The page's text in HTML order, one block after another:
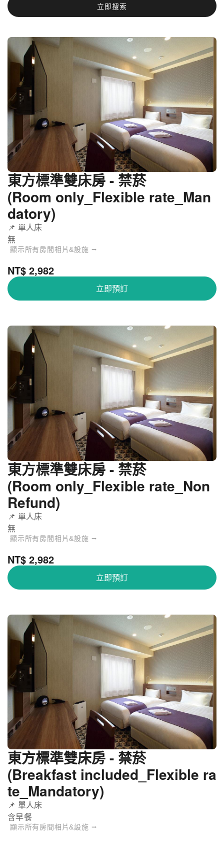
立即搜索
東方標準雙床房 - 禁菸
(Room only_Flexible rate_Man
datory)
📌 單人床
無
顯示所有房間相片&設施 ⭢
NT$ 2,982
立即預訂
東方標準雙床房 - 禁菸
(Room only_Flexible rate_Non
Refund)
📌 單人床
無
顯示所有房間相片&設施 ⭢
NT$ 2,982
立即預訂
東方標準雙床房 - 禁菸
(Breakfast included_Flexible ra
te_Mandatory)
📌 單人床
含早餐
顯示所有房間相片&設施 ⭢